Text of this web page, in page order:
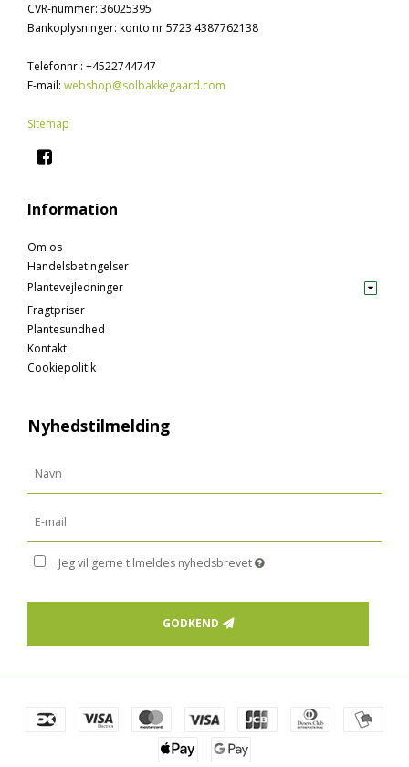
CVR-nummer: 36025395
Bankoplysninger: konto nr 5723 4387762138
Telefonnr.: +4522744747
E-mail: webshop@solbakkegaard.com
Sitemap
Information
Om os
Handelsbetingelser
Plantevejledninger
Fragtpriser
Plantesundhed
Kontakt
Cookiepolitik
Nyhedstilmelding
Jeg vil gerne tilmeldes nyhedsbrevet
GODKEND